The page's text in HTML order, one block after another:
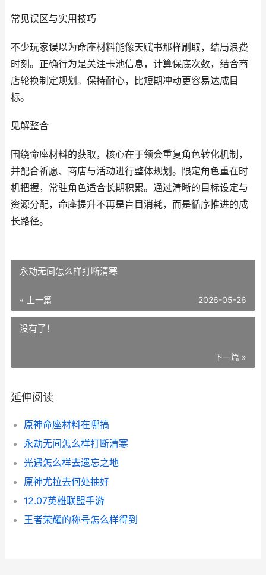
常见误区与实用技巧
不少玩家误以为命座材料能像天赋书那样刷取，结局浪费
时刻。正确行为是关注卡池信息，计算保底次数，结合商
店轮换制定规划。保持耐心，比短期冲动更容易达成目
标。
见解整合
围绕命座材料的获取，核心在于领会重复角色转化机制，
并配合祈愿、商店与活动进行整体规划。限定角色重在时
机把握，常驻角色适合长期积累。通过清晰的目标设定与
资源分配，命座提升不再是盲目消耗，而是循序推进的成
长路径。
永劫无间怎么样打断清寒
« 上一篇 2026-05-26
没有了！
下一篇 »
延伸阅读
原神命座材料在哪搞
永劫无间怎么样打断清寒
光遇怎么样去遗忘之地
原神尤拉去何处抽好
12.07英雄联盟手游
王者荣耀的称号怎么样得到